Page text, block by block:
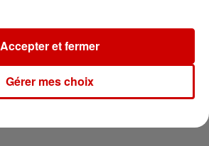
Gérer mes choix
Accepter et fermer